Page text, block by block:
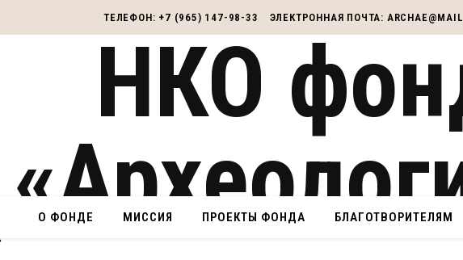
ТЕЛЕФОН: +7 (965) 147-98-33 ЭЛЕКТРОННАЯ ПОЧТА:
О ФОНДЕ МИССИЯ ПРОЕКТЫ ФОНДА БЛАГОТВОРИТЕЛЯМ